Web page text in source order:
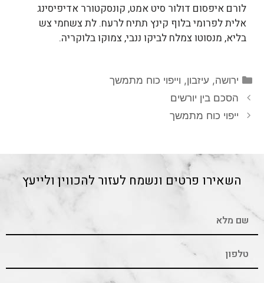
לורם איפסום דולור סיט אמט, קונסקטורר אדיפיסינג
אלית לפרומי בלוף קינץ תתיח לרעח. לת צשחמי צש
בליא, מנסוטו צמלח לביקו ננבי, צמוקו בלוקריה.
ירושה, עיזבון, וייפוי כוח מתמשך
הסכם בין יורשים
ייפוי כוח מתמשך
השאירו פרטים ונשמח לעזור להכווין ולייעץ